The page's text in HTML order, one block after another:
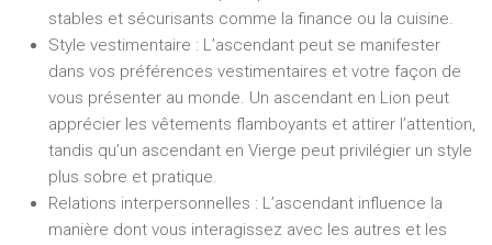
stables et sécurisants comme la finance ou la cuisine.
Style vestimentaire : L’ascendant peut se manifester
dans vos préférences vestimentaires et votre façon de
vous présenter au monde. Un ascendant en Lion peut
apprécier les vêtements flamboyants et attirer l’attention,
tandis qu’un ascendant en Vierge peut privilégier un style
plus sobre et pratique.
Relations interpersonnelles : L’ascendant influence la
manière dont vous interagissez avec les autres et les